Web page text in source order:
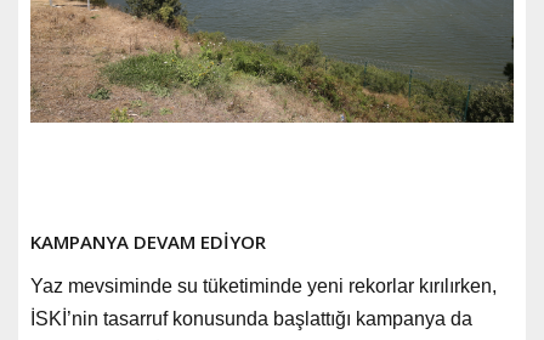
KAMPANYA DEVAM EDİYOR
Yaz mevsiminde su tüketiminde yeni rekorlar kırılırken,
İSKİ’nin tasarruf konusunda başlattığı kampanya da